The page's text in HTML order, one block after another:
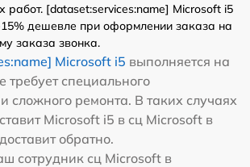
работ. [dataset:services:name] Microsoft i5
15% дешевле при оформлении заказа на
заказа звонка.
Microsoft i5 выполняется на
требует специального
сложного ремонта. В таких случаях
Microsoft i5 в сц Microsoft в
обратно.
сотрудник сц Microsoft в